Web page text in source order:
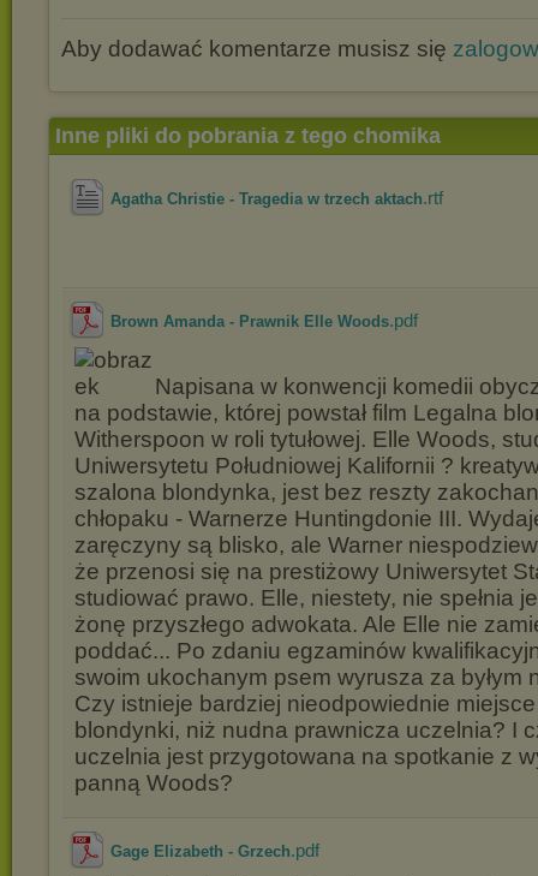
Aby dodawać komentarze musisz się
Inne pliki do pobrania z tego chomika
Agatha Christie - Tragedia w trzech aktach.rtf
Brown Amanda - Prawnik Elle Woods.pdf
Napisana w konwencji komedii
na podstawie, której powstał film Legalna
Witherspoon w roli tytułowej. Elle Woods,
Uniwersytetu Południowej Kalifornii ?
szalona blondynka, jest bez reszty
chłopaku - Warnerze Huntingdonie III.
zaręczyny są blisko, ale Warner
że przenosi się na prestiżowy Uniwersytet
studiować prawo. Elle, niestety, nie spełnia
żonę przyszłego adwokata. Ale Elle nie
poddać... Po zdaniu egzaminów
swoim ukochanym psem wyrusza za byłym
Czy istnieje bardziej nieodpowiednie
blondynki, niż nudna prawnicza uczelnia? I
uczelnia jest przygotowana na spotkanie z
panną Woods?
Gage Elizabeth - Grzech.pdf